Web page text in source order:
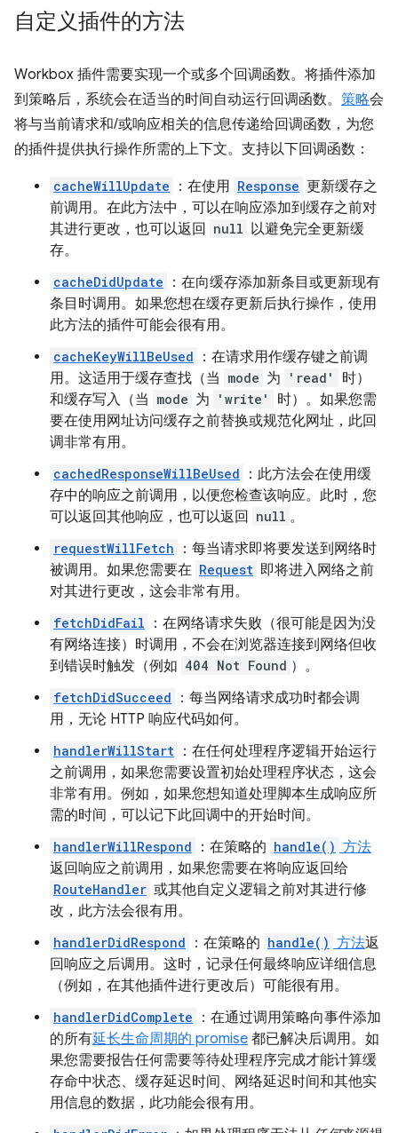
自定义插件的方法
Workbox 插件需要实现一个或多个回调函数。将插件添加
到策略后，系统会在适当的时间自动运行回调函数。 策略会
将与当前请求和/或响应相关的信息传递给回调函数，为您
的插件提供执行操作所需的上下文。支持以下回调函数：
cacheWillUpdate ：在使用 Response 更新缓存之
前调用。在此方法中，可以在响应添加到缓存之前对
其进行更改，也可以返回
null 以避免完全更新缓
存。
cacheDidUpdate
：在向缓存添加新条目或更新现有
条目时调用。如果您想在缓存更新后执行操作，使用
此方法的插件可能会很有用。
cacheKeyWillBeUsed
：在请求用作缓存键之前调
用。这适用于缓存查找（当 mode 为 'read'
时）
和缓存写入（当 mode 为 'write'
时）。如果您需
要在使用网址访问缓存之前替换或规范化网址，此回
调非常有用。
cachedResponseWillBeUsed
：此方法会在使用缓
存中的响应之前调用，以便您检查该响应。此时，您
可以返回其他响应，也可以返回
null 。
requestWillFetch
：每当请求即将要发送到网络时
被调用。如果您需要在 Request 即将进入网络之前
对其进行更改，这会非常有用。
fetchDidFail
：在网络请求失败（很可能是因为没
有网络连接）时调用，不会在浏览器连接到网络但收
到错误时触发（例如 404 Not Found ）。
fetchDidSucceed
：每当网络请求成功时都会调
用，无论 HTTP 响应代码如何。
handlerWillStart ：在任何处理程序逻辑开始运行
之前调用，如果您需要设置初始处理程序状态，这会
非常有用。例如，如果您想知道处理脚本生成响应所
需的时间，可以记下此回调中的开始时间。
handlerWillRespond ：在策略的 handle() 方法
返回响应之前调用，如果您需要在将响应返回给
RouteHandler 或其他自定义逻辑之前对其进行修
改，此方法会很有用。
handlerDidRespond ：在策略的 handle() 方法返
回响应之后调用。这时，记录任何最终响应详细信息
（例如，在其他插件进行更改后）可能很有用。
handlerDidComplete
：在通过调用策略向事件添加
的所有延长生命周期的 promise 都已解决后调用。如
果您需要报告任何需要等待处理程序完成才能计算缓
存命中状态、缓存延迟时间、网络延迟时间和其他实
用信息的数据，此功能会很有用。